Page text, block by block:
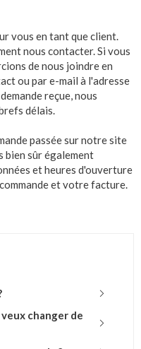
vous en tant que client.
nous contacter. Si vous
de nous joindre en
ou par e-mail à l'adresse
reçue, nous
délais.
passée sur notre site
bien sûr également
et heures d'ouverture
et votre facture.
changer de